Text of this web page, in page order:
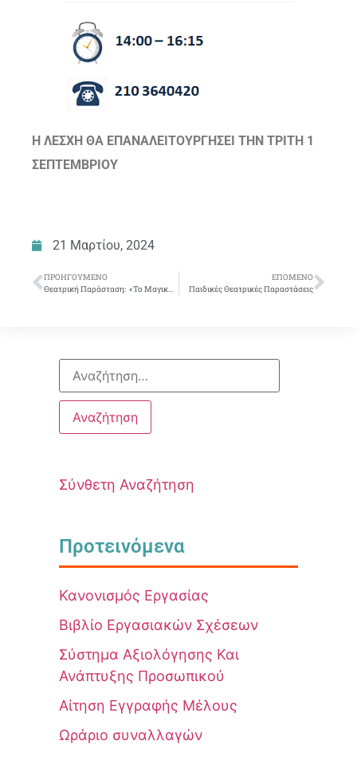
Η ΛΕΣΧΗ ΘΑ ΕΠΑΝΑΛΕΙΤΟΥΡΓΗΣΕΙ ΤΗΝ ΤΡΙΤΗ 1
ΣΕΠΤΕΜΒΡΙΟΥ
21 Μαρτίου, 2024
ΠΡΟΗΓΟΎΜΕΝΟ
Θεατρική Παράσταση: «Το Μαγικό Κλειδί»
ΕΠΌΜΕΝΟ
Παιδικές Θεατρικές Παραστάσεις
Σύνθετη Αναζήτηση
Προτεινόμενα
Κανονισμός Εργασίας
Βιβλίο Εργασιακών Σχέσεων
Σύστημα Αξιολόγησης Και
Ανάπτυξης Προσωπικού
Αίτηση Εγγραφής Μέλους
Ωράριο συναλλαγών